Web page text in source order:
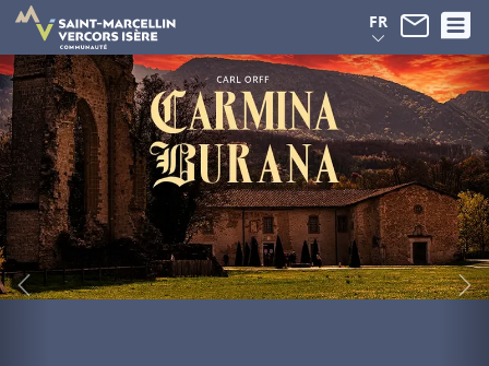
FR
Panneau de gestion des cookies